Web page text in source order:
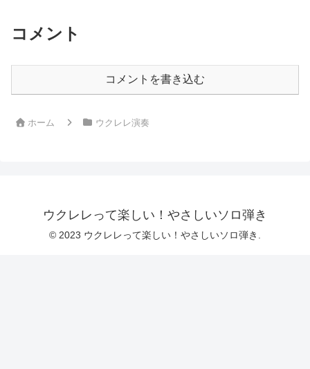
コメント
コメントを書き込む
ホーム ウクレレ演奏
ウクレレって楽しい！やさしいソロ弾き
© 2023 ウクレレって楽しい！やさしいソロ弾き.